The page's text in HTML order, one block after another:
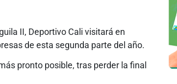
II, Deportivo Cali visitará en
de esta segunda parte del año.
pronto posible, tras perder la final